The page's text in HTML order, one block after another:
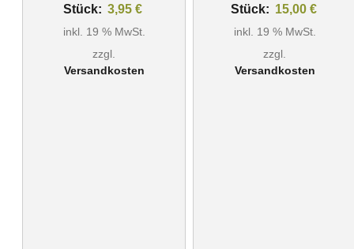
Stück: 3,95€
inkl. 19 % MwSt.
zzgl.
Versandkosten
Stück: 15,00 €
inkl. 19 % MwSt.
zzgl.
Versandkosten